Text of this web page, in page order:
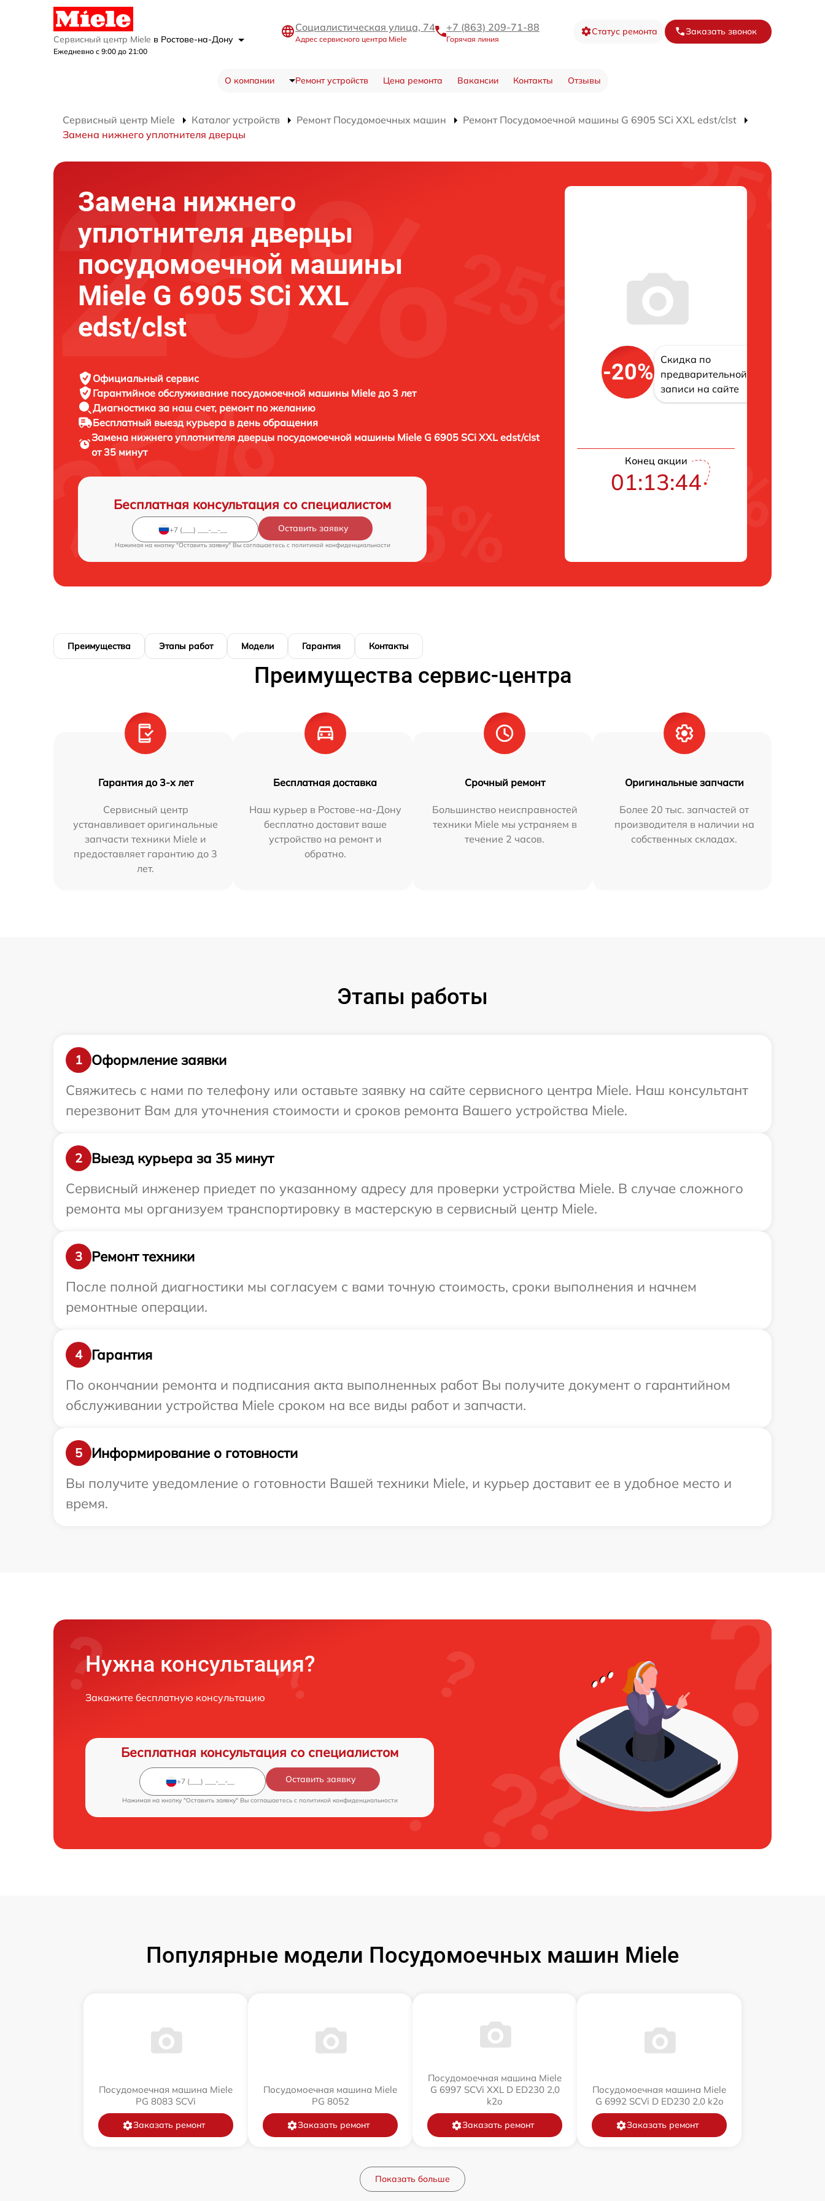
Сервисный центр Miele в Ростове-на-Дону
Ежедневно с 9:00 до 21:00
Социалистическая улица, 74
Адрес сервисного центра Miele
+7 (863) 209-71-88
Горячая линия
Статус ремонта Заказать звонок
О компании Ремонт устройств Цена ремонта Вакансии Контакты Отзывы
Сервисный центр Miele Каталог устройств Ремонт Посудомоечных машин
Ремонт Посудомоечной машины G 6905 SCi XXL edst/clst
Замена нижнего уплотнителя дверцы
Замена нижнего
уплотнителя дверцы
посудомоечной машины
Miele G 6905 SCi XXL
edst/clst
Официальный сервис
Гарантийное обслуживание посудомоечной машины Miele до 3 лет
Диагностика за наш счет, ремонт по желанию
Бесплатный выезд курьера в день обращения
Замена нижнего уплотнителя дверцы посудомоечной машины Miele G 6905 SCi XXL edst/clst
от 35 минут
Бесплатная консультация со специалистом
Оставить заявку
Нажимая на кнопку "Оставить заявку" Вы соглашаетесь c политикой конфиденциальности
-20%
Скидка по
предварительной
записи на сайте
Конец акции
01:13:43
Преимущества Этапы работ Модели Гарантия Контакты
Преимущества сервис-центра
Гарантия до 3-х лет
Сервисный центр
устанавливает оригинальные
запчасти техники Miele и
предоставляет гарантию до 3
лет.
Бесплатная доставка
Наш курьер в Ростове-на-Дону
бесплатно доставит ваше
устройство на ремонт и
обратно.
Срочный ремонт
Большинство неисправностей
техники Miele мы устраняем в
течение 2 часов.
Оригинальные запчасти
Более 20 тыс. запчастей от
производителя в наличии на
собственных складах.
Этапы работы
1
Оформление заявки
Свяжитесь с нами по телефону или оставьте заявку на сайте сервисного центра Miele. Наш консультант
перезвонит Вам для уточнения стоимости и сроков ремонта Вашего устройства Miele.
2
Выезд курьера за 35 минут
Сервисный инженер приедет по указанному адресу для проверки устройства Miele. В случае сложного
ремонта мы организуем транспортировку в мастерскую в сервисный центр Miele.
3
Ремонт техники
После полной диагностики мы согласуем с вами точную стоимость, сроки выполнения и начнем
ремонтные операции.
4
Гарантия
По окончании ремонта и подписания акта выполненных работ Вы получите документ о гарантийном
обслуживании устройства Miele сроком на все виды работ и запчасти.
5
Информирование о готовности
Вы получите уведомление о готовности Вашей техники Miele, и курьер доставит ее в удобное место и
время.
Нужна консультация?
Закажите бесплатную консультацию
Бесплатная консультация со специалистом
Оставить заявку
Нажимая на кнопку "Оставить заявку" Вы соглашаетесь c политикой конфиденциальности
Популярные модели Посудомоечных машин Miele
Посудомоечная машина Miele
PG 8083 SCVi
Заказать ремонт
Посудомоечная машина Miele
PG 8052
Заказать ремонт
Посудомоечная машина Miele
G 6997 SCVi XXL D ED230 2,0
k2o
Заказать ремонт
Посудомоечная машина Miele
G 6992 SCVi D ED230 2,0 k2o
Заказать ремонт
Показать больше